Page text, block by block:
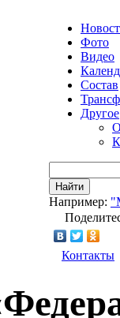
Фото
Видео
Состав
Другое
Найти
Например:
Контакты